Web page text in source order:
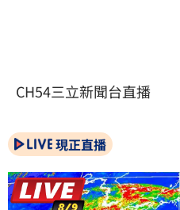
CH54三立新聞台直播
現正直播